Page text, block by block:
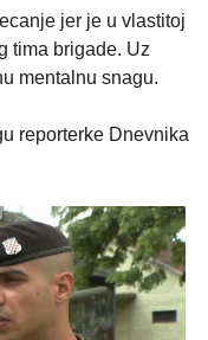
jer je u vlastitoj
tima brigade. Uz
mentalnu snagu.
reporterke Dnevnika